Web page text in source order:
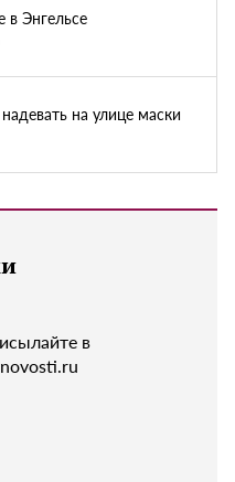
в Энгельсе
на улице маски
в